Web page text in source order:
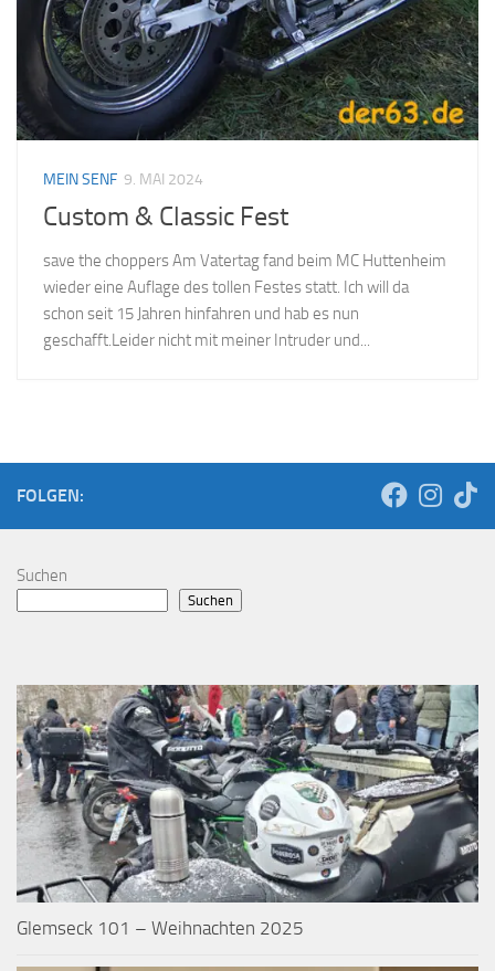
MEIN SENF 9. MAI 2024
Custom & Classic Fest
save the choppers Am Vatertag fand beim MC Huttenheim
wieder eine Auflage des tollen Festes statt. Ich will da
schon seit 15 Jahren hinfahren und hab es nun
geschafft.Leider nicht mit meiner Intruder und...
FOLGEN:
Suchen
Suchen
Glemseck 101 – Weihnachten 2025